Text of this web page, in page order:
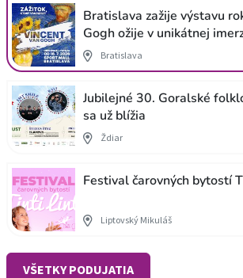
Bratislava zažije výstavu
Gogh ožije v unikátnej
Bratislava
Jubilejné 30. Goralské
sa už blížia
Ždiar
Festival čarovných bytostí
Liptovský Mikuláš
VŠETKY PODUJATIA